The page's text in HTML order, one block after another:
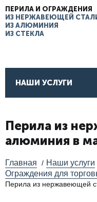
ПЕРИЛА И ОГРАЖДЕНИЯ
ИЗ НЕРЖАВЕЮЩЕЙ
ИЗ АЛЮМИНИЯ
ИЗ СТЕКЛА
НАШИ УСЛУГИ
Перила из
алюминия в
Главная / Наши услуги
Ограждения для
Перила из нержавеющей